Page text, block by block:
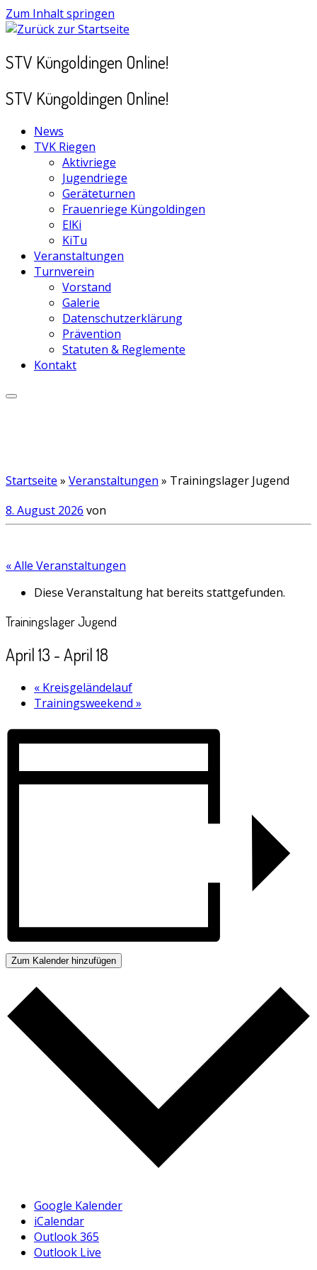
Zum Inhalt springen
STV Küngoldingen Online!
STV Küngoldingen Online!
News
TVK Riegen
Aktivriege
Jugendriege
Geräteturnen
Frauenriege Küngoldingen
ElKi
KiTu
Veranstaltungen
Turnverein
Vorstand
Galerie
Datenschutzerklärung
Prävention
Statuten & Reglemente
Kontakt
Startseite » Veranstaltungen » Trainingslager Jugend
8. August 2026 von
« Alle Veranstaltungen
Diese Veranstaltung hat bereits stattgefunden.
Trainingslager Jugend
April 13 -April 18
« Kreisgeländelauf
Trainingsweekend »
Zum Kalender hinzufügen
Google Kalender
iCalendar
Outlook 365
Outlook Live